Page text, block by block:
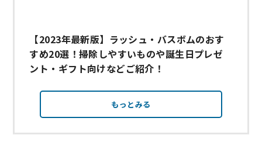
【2023年最新版】ラッシュ・バスボムのおす
すめ20選！掃除しやすいものや誕生日プレゼ
ント・ギフト向けなどご紹介！
もっとみる